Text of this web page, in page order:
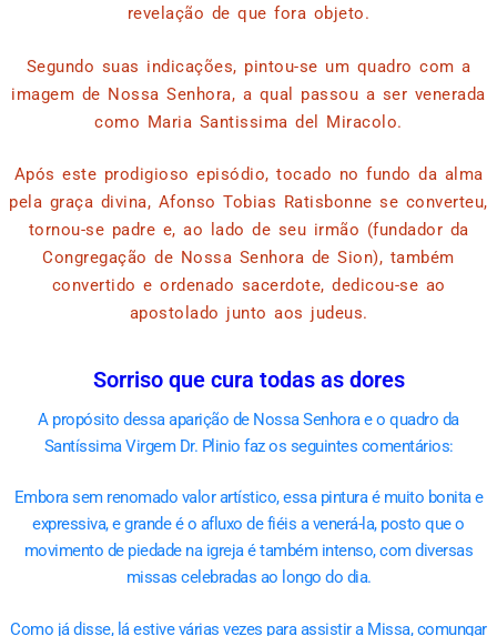
revelação de que fora objeto.
Segundo suas indicações, pintou-se um quadro com a
imagem de Nossa Senhora, a qual passou a ser venerada
como Maria Santissima del Miracolo.
Após este prodigioso episódio, tocado no fundo da alma
pela graça divina, Afonso Tobias Ratisbonne se converteu,
tornou-se padre e, ao lado de seu irmão (fundador da
Congregação de Nossa Senhora de Sion), também
convertido e ordenado sacerdote, dedicou-se ao
apostolado junto aos judeus.
Sorriso que cura todas as dores
A propósito dessa aparição de Nossa Senhora e o quadro da
Santíssima Virgem Dr. Plinio faz os seguintes comentários:
Embora sem renomado valor artístico, essa pintura é muito bonita e
expressiva, e grande é o afluxo de fiéis a venerá-la, posto que o
movimento de piedade na igreja é também intenso, com diversas
missas celebradas ao longo do dia.
Como já disse, lá estive várias vezes para assistir a Missa, comungar